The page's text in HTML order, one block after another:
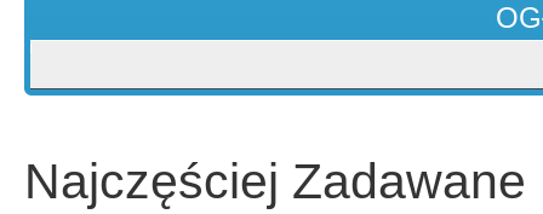
Najczęściej Zadawane